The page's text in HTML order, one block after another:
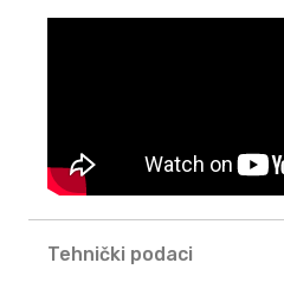
Tehnički podaci